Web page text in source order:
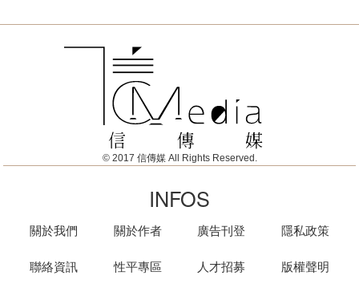
© 2017 信傳媒 All Rights Reserved.
INFOS
關於我們
聯絡資訊
關於作者
性平專區
廣告刊登
人才招募
隱私政策
版權聲明